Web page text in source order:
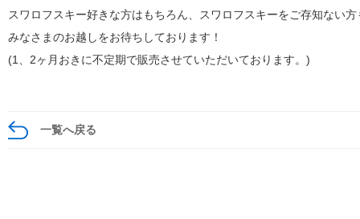
スワロフスキー好きな方はもちろん、スワロフスキーをご存知ない
みなさまのお越しをお待ちしております！
(1、2ヶ月おきに不定期で販売させていただいております。)
一覧へ戻る